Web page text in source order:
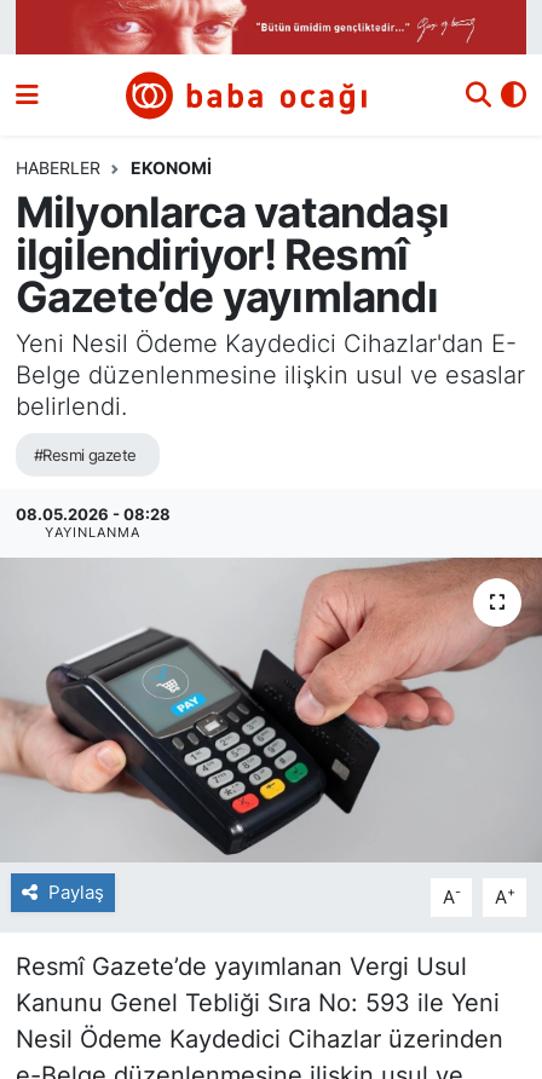
HABERLER EKONOMI
Milyonlarca vatandaşı
ilgilendiriyor! Resmî
Gazete’de yayımlandı
Yeni Nesil Ödeme Kaydedici Cihazlar'dan E-
Belge düzenlenmesine ilişkin usul ve esaslar
belirlendi.
#Resmi gazete
08.05.2026 - 08:28
YAYINLANMA
Paylaş A- A+
Resmî Gazete’de yayımlanan Vergi Usul
Kanunu Genel Tebliği Sıra No: 593 ile Yeni
Nesil Ödeme Kaydedici Cihazlar üzerinden
Siyaset
Ekonomi
Dünya
Kültür ve Sanat
Eğitim
Bilim ve Teknoloji
Yazı Dizisi
Nöbetçi Eczaneler
Namaz Vakitleri
Trafik Durumu
Süper Lig Puan Durumu ve Fikstür
Tüm Manşetler
Son Dakika Haberleri
Haber Arşivi